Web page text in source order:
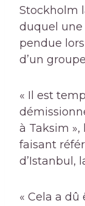
Stockholm
duquel
pendue
d’un
« Il est
à Taksim »,
faisant
d’Istanbul,
« Cela a dû